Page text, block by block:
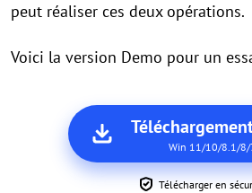
peut réaliser ces deux opérations.
Voici la version Demo pour un
Win 11/10/8.1/8/
Télécharger en